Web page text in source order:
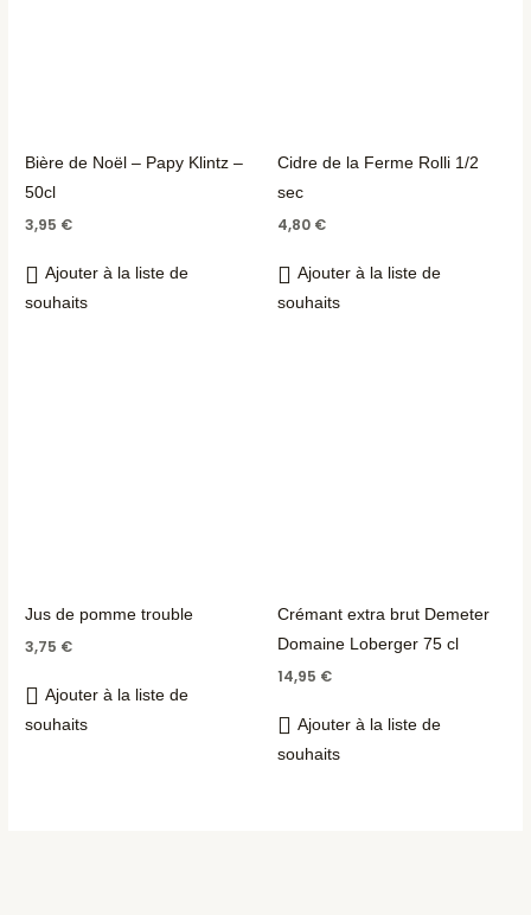
Bière de Noël – Papy Klintz –
50cl
3,95 €
Ajouter à la liste de
souhaits
Cidre de la Ferme Rolli 1/2
sec
4,80 €
Ajouter à la liste de
souhaits
Jus de pomme trouble
3,75 €
Ajouter à la liste de
souhaits
Crémant extra brut Demeter
Domaine Loberger 75 cl
14,95 €
Ajouter à la liste de
souhaits